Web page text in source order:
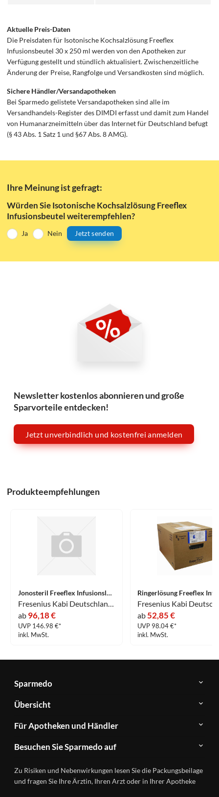
Aktuelle Preis-Daten
Die Preisdaten für Isotonische Kochsalzlösung Freeflex
Infusionsbeutel 30 x 250 ml werden von den Apotheken zur
Verfügung gestellt und stündlich aktualisiert. Zwischenzeitliche
Änderung der Preise, Rangfolge und Versandkosten sind möglich.
Sichere Händler/Versandapotheken
Bei Sparmedo gelistete Versandapotheken sind alle im
Versandhandels-Register des DIMDI erfasst und damit zum Handel
von Humanarzneimitteln über das Internet für Deutschland befugt
(§ 43 Abs. 1 Satz 1 und §67 Abs. 8 AMG).
Ihre Meinung ist gefragt:
Würden Sie Isotonische Kochsalzlösung Freeflex
Infusionsbeutel weiterempfehlen?
Ja Nein Jetzt senden
Newsletter kostenlos abonnieren und große
Sparvorteile entdecken!
Jetzt unverbindlich und kostenfrei anmelden
Produkteempfehlungen
Jonosteril Freeflex Infusionslösung 20 x 500 ml
Fresenius Kabi Deutschland GmbH
ab 96,18 €
UVP 146.98 €*
inkl. MwSt.
ab52,85 €
UVP 98.04 €*
inkl. MwSt.
Sparmedo
Über
Sparmedo
FAQ
Kontakt
Datenschutz
Nutzungsbedingungen
Übersicht
Herstellerverzeichnis
Produkte
A-
Ratgeber
Wirkstoffe
Für Apotheken und Händler
&
Händlerlogin
Besuchen Sie Sparmedo auf
Instagram
Zu Risiken und Nebenwirkungen lesen Sie die Packungsbeilage
und fragen Sie Ihre Ärztin, Ihren Arzt oder in Ihrer Apotheke